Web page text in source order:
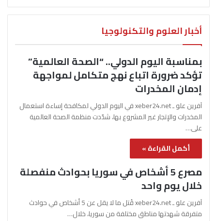
أخبار العلوم والتكنولوجيا
بمناسبة اليوم الدولي.. “الصحة العالمية”
تؤكد ضرورة اتباع نهج متكامل لمواجهة
إدمان المخدرات
آفرين علو ـ xeber24.net في اليوم الدولي لمكافحة إساءة استعمال
المخدرات والإتجار غير المشروع بها، شدّدت منظمة الصحة العالمية
على…
أكمل القراءة »
مصرع 5 أشخاص في سوريا بحوادث منفصلة
خلال يوم واحد
آفرين علو ـ xeber24.net قُتل ما لا يقل عن 5 أشخاص في حوادث
متفرقة شهدتها مناطق مختلفة من سوريا، خلال…